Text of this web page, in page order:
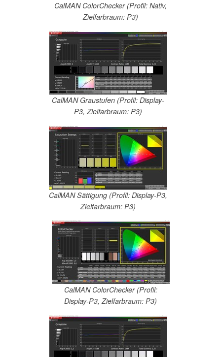
CalMAN ColorChecker (Profil: Nativ,
Zielfarbraum: P3)
CalMAN Graustufen (Profil: Display-
P3, Zielfarbraum: P3)
CalMAN Sättigung (Profil: Display-P3,
Zielfarbraum: P3)
CalMAN ColorChecker (Profil:
Display-P3, Zielfarbraum: P3)